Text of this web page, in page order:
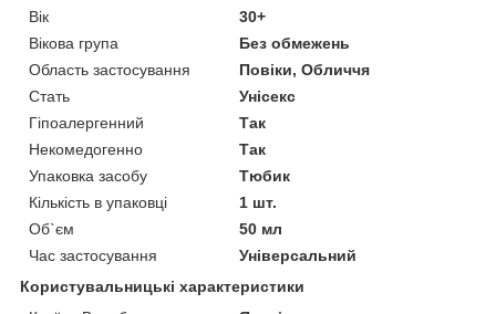
Вік
30+
Вікова група
Без обмежень
Область застосування
Повіки, Обличчя
Стать
Унісекс
Гіпоалергенний
Так
Некомедогенно
Так
Упаковка засобу
Тюбик
Кількість в упаковці
1 шт.
Об`єм
50 мл
Час застосування
Універсальний
Користувальницькі характеристики